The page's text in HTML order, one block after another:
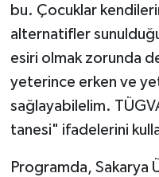
bu. Çocuklar
alternatifler sunulduğu
esiri olmak zorunda
yeterince erken ve
sağlayabilelim.
tanesi" ifadelerini
Programda, Sakarya